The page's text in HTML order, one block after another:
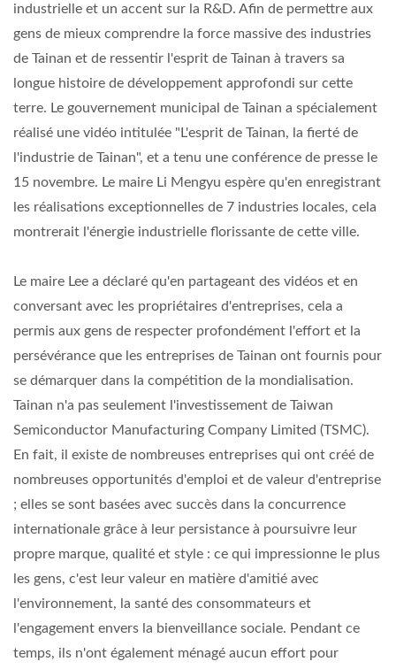
industrielle et un accent sur la R&D. Afin de permettre aux
gens de mieux comprendre la force massive des industries
de Tainan et de ressentir l'esprit de Tainan à travers sa
longue histoire de développement approfondi sur cette
terre. Le gouvernement municipal de Tainan a spécialement
réalisé une vidéo intitulée "L'esprit de Tainan, la fierté de
l'industrie de Tainan", et a tenu une conférence de presse le
15 novembre. Le maire Li Mengyu espère qu'en enregistrant
les réalisations exceptionnelles de 7 industries locales, cela
montrerait l'énergie industrielle florissante de cette ville.
Le maire Lee a déclaré qu'en partageant des vidéos et en
conversant avec les propriétaires d'entreprises, cela a
permis aux gens de respecter profondément l'effort et la
persévérance que les entreprises de Tainan ont fournis pour
se démarquer dans la compétition de la mondialisation.
Tainan n'a pas seulement l'investissement de Taiwan
Semiconductor Manufacturing Company Limited (TSMC).
En fait, il existe de nombreuses entreprises qui ont créé de
nombreuses opportunités d'emploi et de valeur d'entreprise
; elles se sont basées avec succès dans la concurrence
internationale grâce à leur persistance à poursuivre leur
propre marque, qualité et style : ce qui impressionne le plus
les gens, c'est leur valeur en matière d'amitié avec
l'environnement, la santé des consommateurs et
l'engagement envers la bienveillance sociale. Pendant ce
temps, ils n'ont également ménagé aucun effort pour